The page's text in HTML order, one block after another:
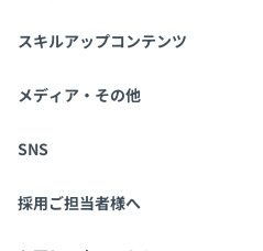
転職・キャリア
スキルアップコンテンツ
学習
メディア・その他
Tech Team Journal
SNS
X
採用ご担当者様へ